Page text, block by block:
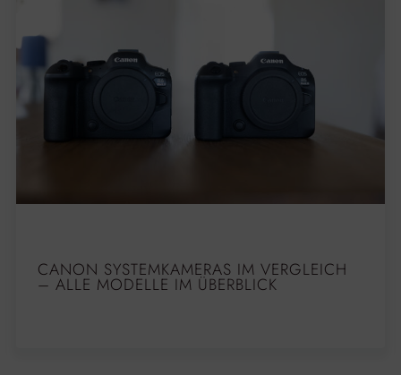
CANON SYSTEMKAMERAS IM VERGLEICH
– ALLE MODELLE IM ÜBERBLICK